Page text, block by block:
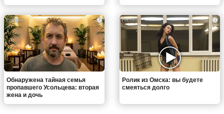
i
Обнаружена тайная семья
пропавшего Усольцева: вторая
жена и дочь
i
Ролик из Омска: вы будете
смеяться долго